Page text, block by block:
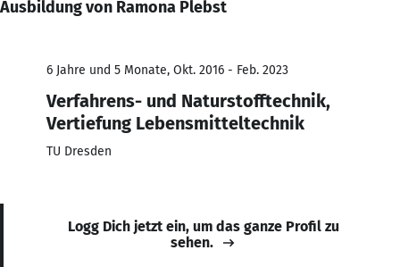
Ausbildung von Ramona Plebst
6 Jahre und 5 Monate, Okt. 2016 - Feb. 2023
Verfahrens- und Naturstofftechnik,
Vertiefung Lebensmitteltechnik
TU Dresden
Logg Dich jetzt ein, um das ganze Profil zu
sehen.